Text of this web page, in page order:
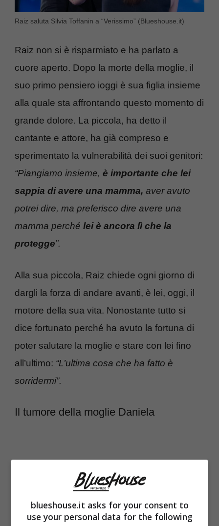
Raiz saluta Silvia Toffanin a “Verissimo” (Blueshouse.it)
Raiz non si è risparmiato e ha parlato a
cuore aperto. Dopo la morte della moglie, il
suo primo pensiero ioggi è sua figlia insieme
alla quale sta affrontando questo momento di
grande dolore. La piccola, ha detto il
cantante e attore, ha già compreso e
sperimentato la vulnerabilità dei suoi genitori:
“Piangiamo insieme, è importante che lei
sappia di avere una mamma, aver avuto
potrei dire, ma preferisco dire avere una
mamma perché lei è ancora lì che la
protegge”.
Alla sua piccola, Raiz chiede ogni giorno di
dargli la forza di andare avanti, è lei, oggi, il
motore della sua vita. Nonostante tutto si
dice fortunato perché ha avuto la fortuna di
poter salutare la moglie e stare con lei fino
all’ultimo: “L’ultima cosa che ha fatto è
sorridermi”.
Il tumore della moglie Daniela
blueshouse.it asks for your consent to
use your personal data for the following